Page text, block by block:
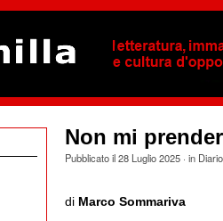
Non mi
Pubblicato il28 Luglio 2025· in
di Marco Sommariva